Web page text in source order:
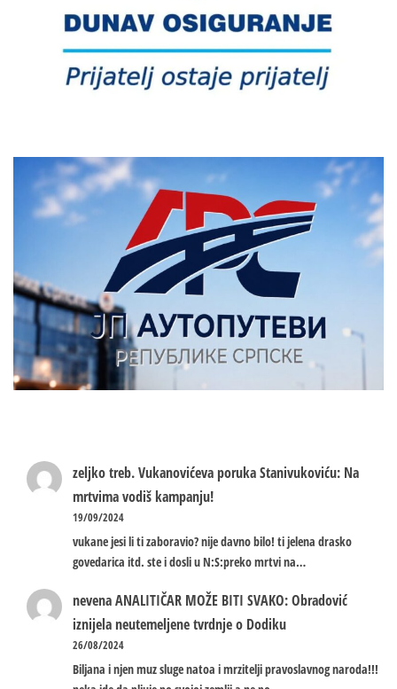
zeljko treb.Vukanovićeva poruka Stanivukoviću: Na
mrtvima vodiš kampanju!
19/09/2024
vukane jesi li ti zaboravio? nije davno bilo! ti jelena drasko
govedarica itd. ste i dosli u N:S:preko mrtvi na…
nevenaANALITIČAR MOŽE BITI SVAKO: Obradović
iznijela neutemeljene tvrdnje o Dodiku
26/08/2024
Biljana i njen muz sluge natoa i mrzitelji pravoslavnog naroda!!!